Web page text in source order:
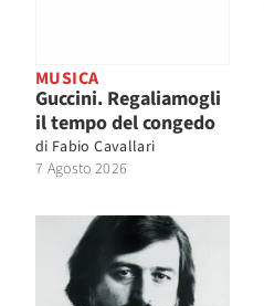
MUSICA
Guccini. Regaliamogli
il tempo del congedo
di Fabio Cavallari
7 Agosto 2026